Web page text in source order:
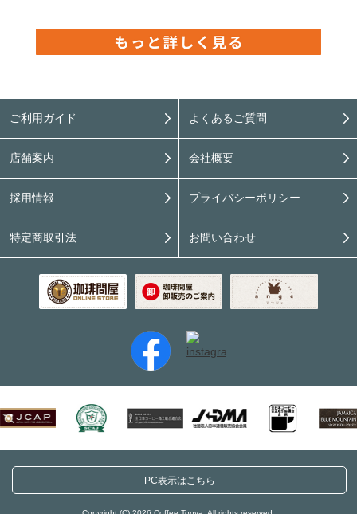
ご利用ガイド よくあるご質問
店舗案内 会社概要
採用情報 プライバシーポリシー
特定商取引法 お問い合わせ
PC表示はこちら